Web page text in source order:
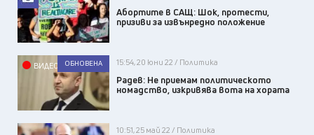
Абортите в САЩ: Шок, протести,
призиви за извънреднo положение
ВИДЕО ОБНОВЕНА 15:54, 20 юни 22 / Политика
Радев: Не приемам политическото
номадство, изкривява вота на хората
10:51, 25 май 22 / Политика